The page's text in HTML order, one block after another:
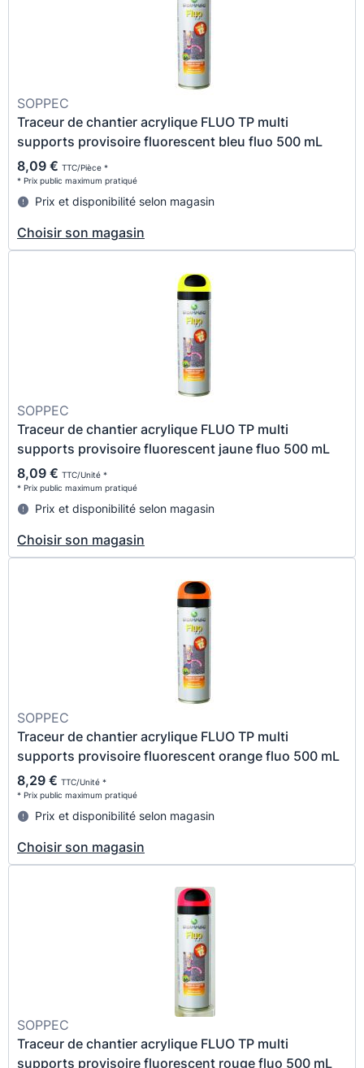
SOPPEC
Traceur de chantier acrylique FLUO TP multi
supports provisoire fluorescent bleu fluo 500 mL
8,09 € TTC/Pièce *
* Prix public maximum pratiqué
Prix et disponibilité selon magasin
Choisir son magasin
SOPPEC
Traceur de chantier acrylique FLUO TP multi
supports provisoire fluorescent jaune fluo 500 mL
8,09 € TTC/Unité *
* Prix public maximum pratiqué
Prix et disponibilité selon magasin
Choisir son magasin
SOPPEC
Traceur de chantier acrylique FLUO TP multi
supports provisoire fluorescent orange fluo 500 mL
8,29 € TTC/Unité *
* Prix public maximum pratiqué
Prix et disponibilité selon magasin
Choisir son magasin
SOPPEC
Traceur de chantier acrylique FLUO TP multi
supports provisoire fluorescent rouge fluo 500 mL